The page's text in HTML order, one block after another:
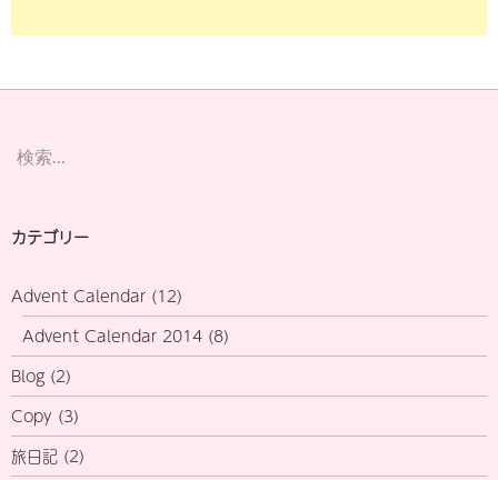
検
索:
カテゴリー
Advent Calendar (12)
Advent Calendar 2014 (8)
Blog (2)
Copy (3)
旅日記 (2)